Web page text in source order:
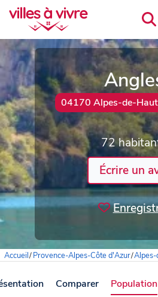
04170 Alpes-de-
72
Écrire un
Accueil/Provence-Alpes-Côte d'Azur/
Comparer Population